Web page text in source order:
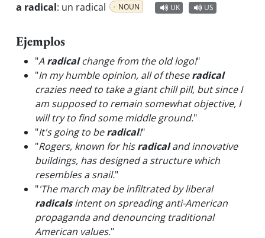
a radical: un radical NOUN UK US
Ejemplos
"A radicalchange from the old logo!"
"In my humble opinion, all of theseradical
crazies need to take a giant chill pill, but since I
am supposed to remain somewhat objective, I
will try to find some middle ground."
"It's going to beradical!"
"Rogers, known for hisradicaland innovative
buildings, has designed a structure which
resembles a snail."
"'The march may be infiltrated by liberal
radicalsintent on spreading anti-American
propaganda and denouncing traditional
American values."